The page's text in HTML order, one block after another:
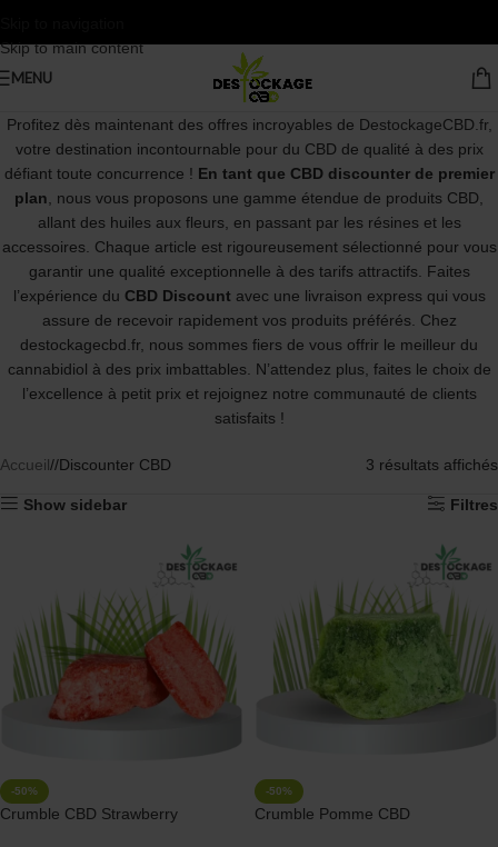
Skip to main content
MENU
Profitez dès maintenant des offres incroyables de DestockageCBD.fr,
votre destination incontournable pour du CBD de qualité à des prix
défiant toute concurrence ! En tant que CBD discounter de premier
plan , nous vous proposons une gamme étendue de produits CBD,
allant des huiles aux fleurs, en passant par les résines et les
accessoires. Chaque article est rigoureusement sélectionné pour vous
garantir une qualité exceptionnelle à des tarifs attractifs. Faites
l’expérience du CBD Discount avec une livraison express qui vous
assure de recevoir rapidement vos produits préférés. Chez
destockagecbd.fr, nous sommes fiers de vous offrir le meilleur du
cannabidiol à des prix imbattables. N’attendez plus, faites le choix de
l’excellence à petit prix et rejoignez notre communauté de clients
satisfaits !
Accueil/ Discounter CBD 3 résultats affichés
Show sidebar Filtres
-50%
Crumble CBD Strawberry
-50%
Crumble Pomme CBD